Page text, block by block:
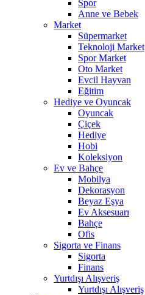
Spor
Anne ve Bebek
Market
Süpermarket
Teknoloji Market
Spor Market
Oto Market
Evcil Hayvan
Eğitim
Hediye ve Oyuncak
Oyuncak
Çiçek
Hediye
Hobi
Koleksiyon
Ev ve Bahçe
Mobilya
Dekorasyon
Beyaz Eşya
Ev Aksesuarı
Bahçe
Ofis
Sigorta ve Finans
Sigorta
Finans
Yurtdışı Alışveriş
Yurtdışı Alışveriş